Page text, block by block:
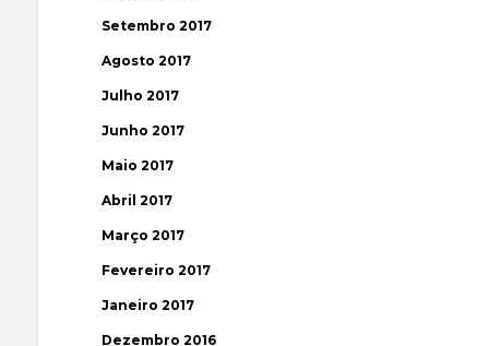
Setembro 2017
Agosto 2017
Julho 2017
Junho 2017
Maio 2017
Abril 2017
Março 2017
Fevereiro 2017
Janeiro 2017
Dezembro 2016